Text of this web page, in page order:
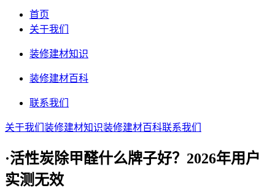
首页
关于我们
装修建材知识
装修建材百科
联系我们
关于我们 装修建材知识装修建材百科联系我们
·活性炭除甲醛什么牌子好？2026年用户
实测无效